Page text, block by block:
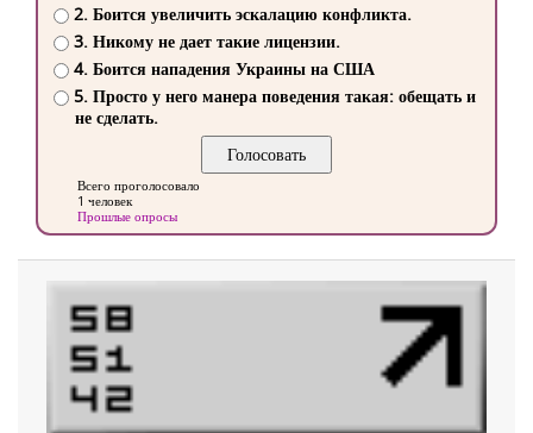
2. Боится увеличить эскалацию конфликта.
3. Никому не дает такие лицензии.
4. Боится нападения Украины на США
5. Просто у него манера поведения такая: обещать и
не сделать.
Всего проголосовало
1 человек
Прошлые опросы